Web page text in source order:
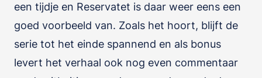
een tijdje en Reservatet is daar weer eens een
goed voorbeeld van. Zoals het hoort, blijft de
serie tot het einde spannend en als bonus
levert het verhaal ook nog even commentaar